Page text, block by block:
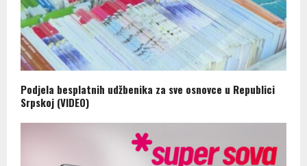
Podjela besplatnih udžbenika za sve osnovce u Republici
Srpskoj (VIDEO)